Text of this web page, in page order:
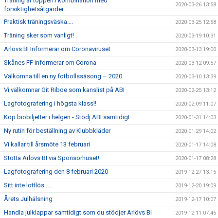
försiktighetsåtgärder...
2020-03-26 13:58
Praktisk träningsväska.... 2020-03-25 12:58
Träning sker som vanligt! 2020-03-19 10:31
Arlövs BI Informerar om Coronaviruset 2020-03-13 19:00
Skånes FF informerar om Corona 2020-03-12 09:57
Välkomna till en ny fotbollssäsong – 2020 2020-03-10 13:39
Vi välkomnar Git Riboe som kanslist på ABI 2020-02-25 13:12
Lagfotografering i högsta klass!! 2020-02-09 11:07
Köp biobiljetter i helgen - Stödj ABI samtidigt 2020-01-31 14:03
Ny rutin för beställning av Klubbkläder 2020-01-29 14:02
Vi kallar till årsmöte 13 februari 2020-01-17 14:08
Stötta Arlövs BI via Sponsorhuset! 2020-01-17 08:28
Lagfotografering den 8 februari 2020 2019-12-27 13:15
Sitt inte lottlös .... 2019-12-20 19:09
Årets Julhälsning 2019-12-17 10:07
Handla julklappar samtidigt som du stödjer Arlövs BI 2019-12-11 07:45